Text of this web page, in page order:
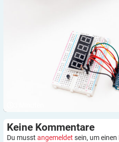
Keine Kommentare
Du musst angemeldet sein, um